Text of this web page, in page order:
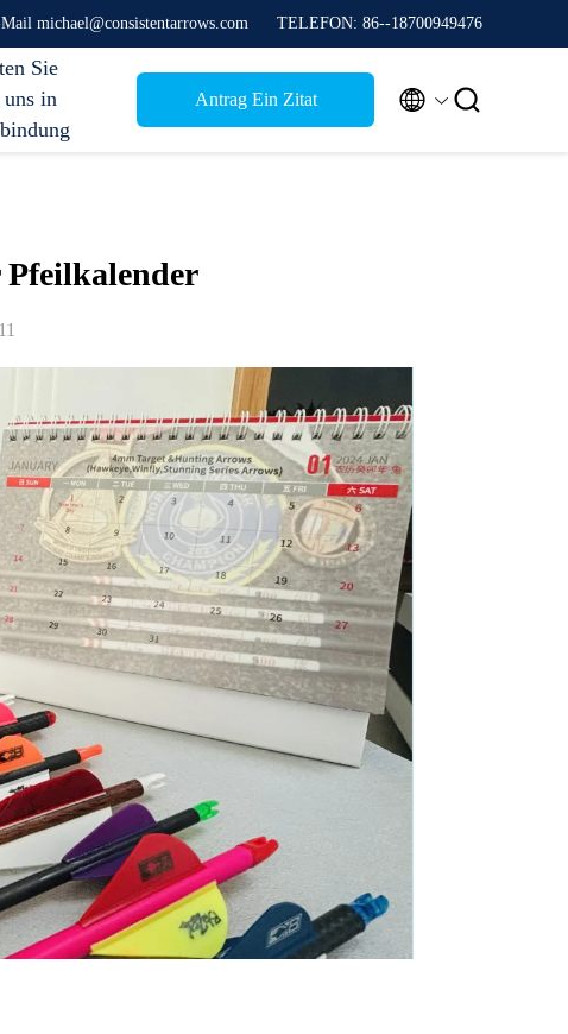
michael@consistentarrows.com TELEFON: 86--18700949476
Sie
in
Antrag Ein Zitat  
Pfeilkalender